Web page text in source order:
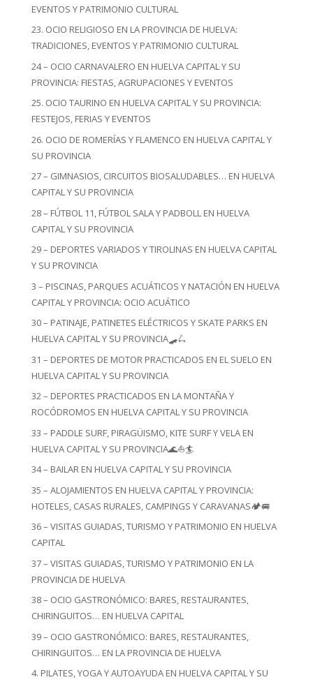
EVENTOS Y PATRIMONIO CULTURAL
23. OCIO RELIGIOSO EN LA PROVINCIA DE HUELVA:
TRADICIONES, EVENTOS Y PATRIMONIO CULTURAL
24 – OCIO CARNAVALERO EN HUELVA CAPITAL Y SU
PROVINCIA: FIESTAS, AGRUPACIONES Y EVENTOS
25. OCIO TAURINO EN HUELVA CAPITAL Y SU PROVINCIA:
FESTEJOS, FERIAS Y EVENTOS
26. OCIO DE ROMERÍAS Y FLAMENCO EN HUELVA CAPITAL Y
SU PROVINCIA
27 – GIMNASIOS, CIRCUITOS BIOSALUDABLES… EN HUELVA
CAPITAL Y SU PROVINCIA
28 – FÚTBOL 11, FÚTBOL SALA Y PADBOLL EN HUELVA
CAPITAL Y SU PROVINCIA
29 – DEPORTES VARIADOS Y TIROLINAS EN HUELVA CAPITAL
Y SU PROVINCIA
3 – PISCINAS, PARQUES ACUÁTICOS Y NATACIÓN EN HUELVA
CAPITAL Y PROVINCIA: OCIO ACUÁTICO
30 – PATINAJE, PATINETES ELÉCTRICOS Y SKATE PARKS EN
HUELVA CAPITAL Y SU PROVINCIA🛹🛴
31 – DEPORTES DE MOTOR PRACTICADOS EN EL SUELO EN
HUELVA CAPITAL Y SU PROVINCIA
32 – DEPORTES PRACTICADOS EN LA MONTAÑA Y
ROCÓDROMOS EN HUELVA CAPITAL Y SU PROVINCIA
33 – PADDLE SURF, PIRAGÜISMO, KITE SURF Y VELA EN
HUELVA CAPITAL Y SU PROVINCIA🌊⛵🏄
34 – BAILAR EN HUELVA CAPITAL Y SU PROVINCIA
35 – ALOJAMIENTOS EN HUELVA CAPITAL Y PROVINCIA:
HOTELES, CASAS RURALES, CAMPINGS Y CARAVANAS🏕️🚐
36 – VISITAS GUIADAS, TURISMO Y PATRIMONIO EN HUELVA
CAPITAL
37 – VISITAS GUIADAS, TURISMO Y PATRIMONIO EN LA
PROVINCIA DE HUELVA
38 – OCIO GASTRONÓMICO: BARES, RESTAURANTES,
CHIRINGUITOS… EN HUELVA CAPITAL
39 – OCIO GASTRONÓMICO: BARES, RESTAURANTES,
CHIRINGUITOS… EN LA PROVINCIA DE HUELVA
4. PILATES, YOGA Y AUTOAYUDA EN HUELVA CAPITAL Y SU